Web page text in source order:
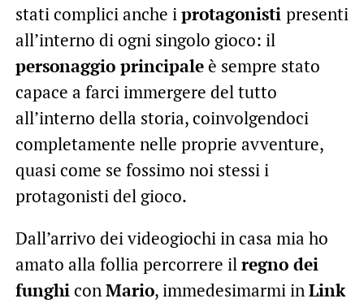
stati complici anche iprotagonisti presenti
all’interno di ogni singolo gioco: il
personaggio principaleè sempre stato
capace a farci immergere del tutto
all’interno della storia, coinvolgendoci
completamente nelle proprie avventure,
quasi come se fossimo noi stessi i
protagonisti del gioco.
Dall’arrivo dei videogiochi in casa mia ho
amato alla follia percorrere ilregno dei
funghiconMario, immedesimarmi inLink